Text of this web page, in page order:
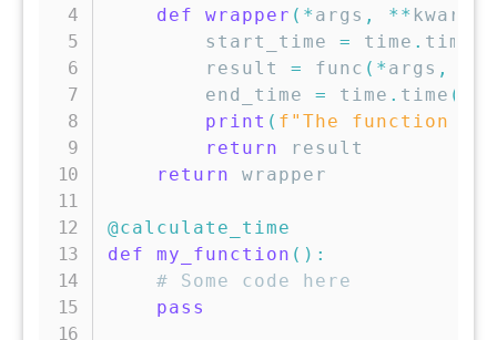
def
wrapper ( * args , ** kwargs
        start_time
= time . time
        result
= func ( * args ,
        end_time
= time . time (
print ( f"The function
return
result
return
wrapper
@calculate_time
def
my_function ( ) :
# Some code here
pass